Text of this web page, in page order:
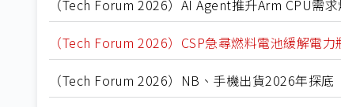
（Tech Forum 2026）AI Agent推升Arm CPU
（Tech Forum 2026）CSP急尋燃料電池緩解電
（Tech Forum 2026）NB、手機出貨2026年探